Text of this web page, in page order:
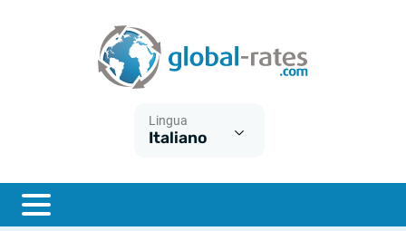
Lingua
Italiano
ESTER
Cos'è l'inflazione CPI?
Cos'è l'inflazione HICP?
Inflazione Italia
Tassi storici Euribor
Tassi storici di SONIA
Calcolatore dell’inflazione